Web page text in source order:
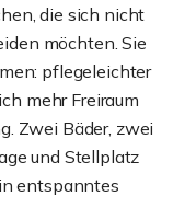
die sich nicht
möchten. Sie
pflegeleichter
mehr Freiraum
Zwei Bäder, zwei
und Stellplatz
entspanntes